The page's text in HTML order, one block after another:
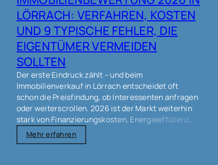
- in Freiburg:
https://goo.gl/maps/t4boucNovAFFxJts6- in
Lörrach:https://goo.gl/maps/bvJ2UFTDeg8XKH4a6
#immobilienmakler #makler #immobilien
#immobilienverkauf #verkauf #eigentümer
#haus #wohnung #grundstück #gewerbe
#lörrach #schopfheim #wyhlen #grenzach
#rheinfelden #weilamrhein #steinen #freiburg
#basel
LÖRRACH: VERFAHREN, KOSTEN
UND 9 TYPISCHE FEHLER, DIE
EIGENTÜMER VERMEIDEN
SOLLTEN
Der erste Eindruck zählt – und beim
Immobilienverkauf in Lörrach entscheidet oft
schon die Preisfindung, ob Interessenten anfragen
oder weiterscrollen. 2026 ist der Markt weiterhin
stark von Finanzierungskosten, Energieeffizienz
und Mikrolagen geprägt. Eine saubere
Immobilienbewertung schafft Orientierung, schützt
Mehr erfahren